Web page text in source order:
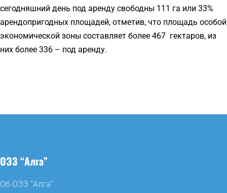
сегодняшний день под аренду свободны 111 га или 33%
арендопригодных площадей, отметив, что площадь особой
экономической зоны составляет более 467 гектаров, из
них более 336 – под аренду.
ОЭЗ “Алга”
Об ОЭЗ “Алга”